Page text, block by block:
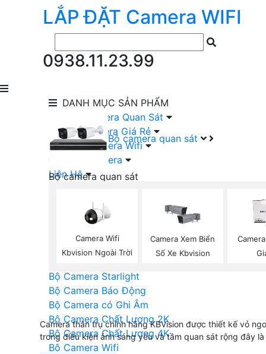
LẮP ĐẶT Camera WIFI
0938.11.23.99
DANH MỤC SẢN PHẨM
Bộ camera quan sát
Bộ camera quan sát
Camera KBVISION Trọn Bộ
Camera DAHUA Trọn Bộ
Camera giá Rẻ Trọn Bộ
Bộ Camera Nên Dùng
Bộ Camera Starlight
Bộ Camera Báo Động
Bộ Camera có Ghi Âm
Bộ Camera Chất Lượng 2K
Bộ Camera Chất Lượng 4K
Bộ Camera Wifi
lắp Đặt Camera Quan Sát
Lắp Bộ Camera Giá Rẻ
Lắp Đặt Camera Wifi
Đầu Ghi Camera
Liên Hệ
Camera Wifi
Kbvision Ngoài Trời
Camera Xem Biển
Số Xe Kbvision
Camera thân trụ chính hãng KBVision được thiết kế vỏ
trong điều kiện ánh sáng yếu và tầm quan sát rộng đây